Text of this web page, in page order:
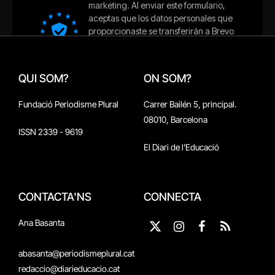
QUI SOM?
Fundació Periodisme Plural
ISSN 2339 - 9619
ON SOM?
Carrer Bailén 5, principal.
08010, Barcelona
El Diari de l'Educació
CONTACTA'NS
Ana Basanta
abasanta@periodismeplural.cat
redaccio@diarieducacio.cat
CONNECTA
X
Instagram
Facebook
RSS